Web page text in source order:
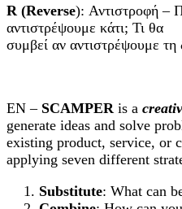
R (Reverse): Αντιστροφή –
αντιστρέψουμε κάτι; Τι θα
συμβεί αν αντιστρέψουμε τη
EN – SCAMPER is a
generate ideas and solve
existing product, service, or
applying seven different
Substitute: What can